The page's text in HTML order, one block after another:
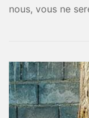
nous, vous ne